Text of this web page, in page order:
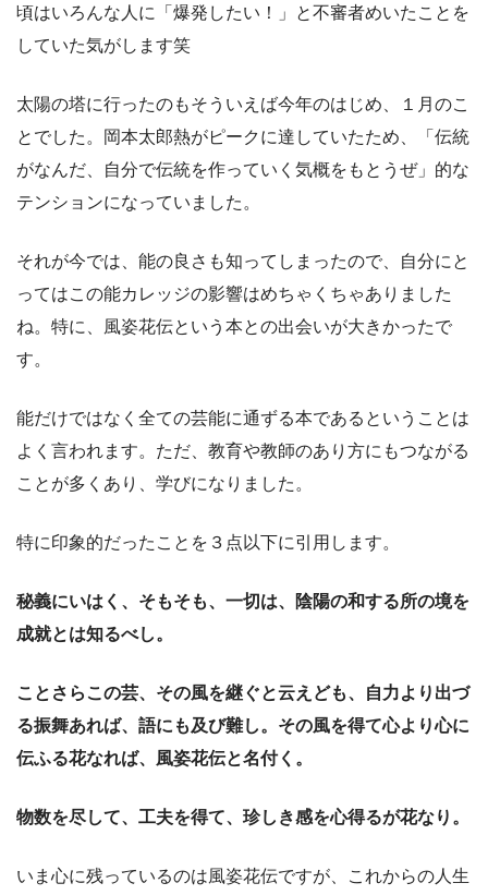
頃はいろんな人に「爆発したい！」と不審者めいたことを
していた気がします笑
太陽の塔に行ったのもそういえば今年のはじめ、１月のこ
とでした。岡本太郎熱がピークに達していたため、「伝統
がなんだ、自分で伝統を作っていく気概をもとうぜ」的な
テンションになっていました。
それが今では、能の良さも知ってしまったので、自分にと
ってはこの能カレッジの影響はめちゃくちゃありました
ね。特に、風姿花伝という本との出会いが大きかったで
す。
能だけではなく全ての芸能に通ずる本であるということは
よく言われます。ただ、教育や教師のあり方にもつながる
ことが多くあり、学びになりました。
特に印象的だったことを３点以下に引用します。
秘義にいはく、そもそも、一切は、陰陽の和する所の境を
成就とは知るべし。
ことさらこの芸、その風を継ぐと云えども、自力より出づ
る振舞あれば、語にも及び難し。その風を得て心より心に
伝ふる花なれば、風姿花伝と名付く。
物数を尽して、工夫を得て、珍しき感を心得るが花なり。
いま心に残っているのは風姿花伝ですが、これからの人生